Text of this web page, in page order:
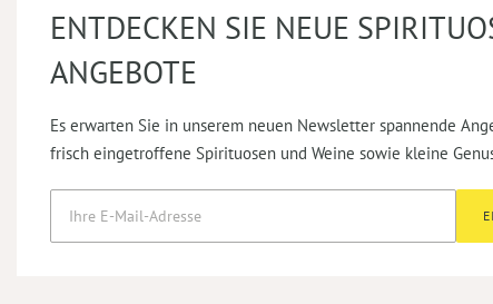
ENTDECKEN SIE NEUE
ANGEBOTE
Es erwarten Sie in unserem neuen Newsletter spannende
frisch eingetroffene Spirituosen und Weine sowie kleine